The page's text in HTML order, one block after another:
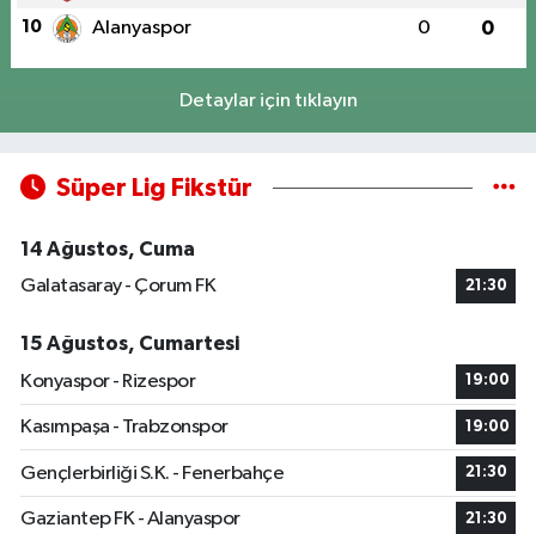
10 Alanyaspor 0 0
Detaylar için tıklayın
Süper Lig Fikstür
14 Ağustos, Cuma
Galatasaray - Çorum FK
21:30
15 Ağustos, Cumartesi
Konyaspor - Rizespor
19:00
Kasımpaşa - Trabzonspor 19:00
Gençlerbirliği S.K. - Fenerbahçe 21:30
Gaziantep FK - Alanyaspor 21:30